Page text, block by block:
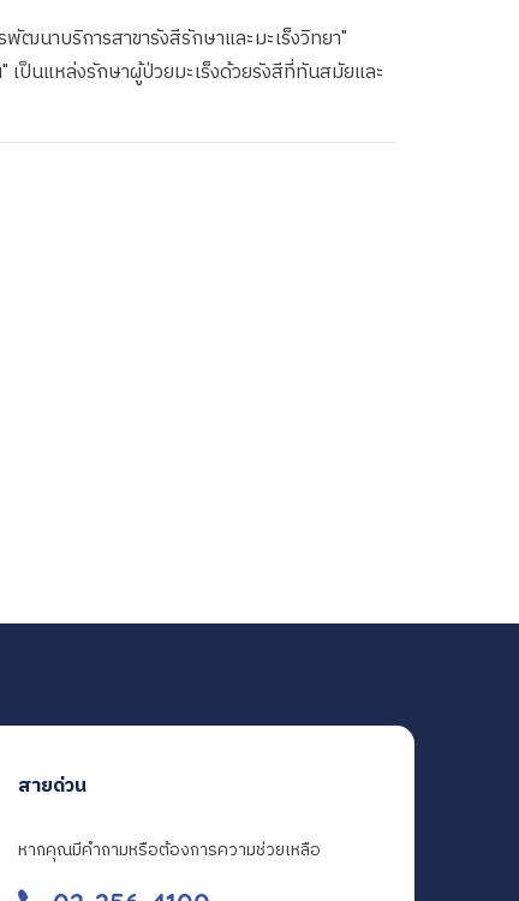
ฒนาบริการสาขารังสีรักษาและมะเร็งวิทยา"
เป็นแหล่งรักษาผู้ป่วยมะเร็งด้วยรังสีที่ทันสมัยและ
สายด่วน
หากคุณมีคำถามหรือต้องการความช่วยเหลือ